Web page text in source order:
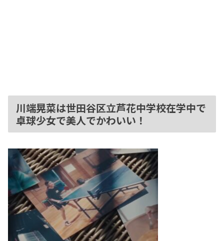
川端晃菜は世田谷区立芦花中学校在学中で
卓球少女で美人でかわいい！